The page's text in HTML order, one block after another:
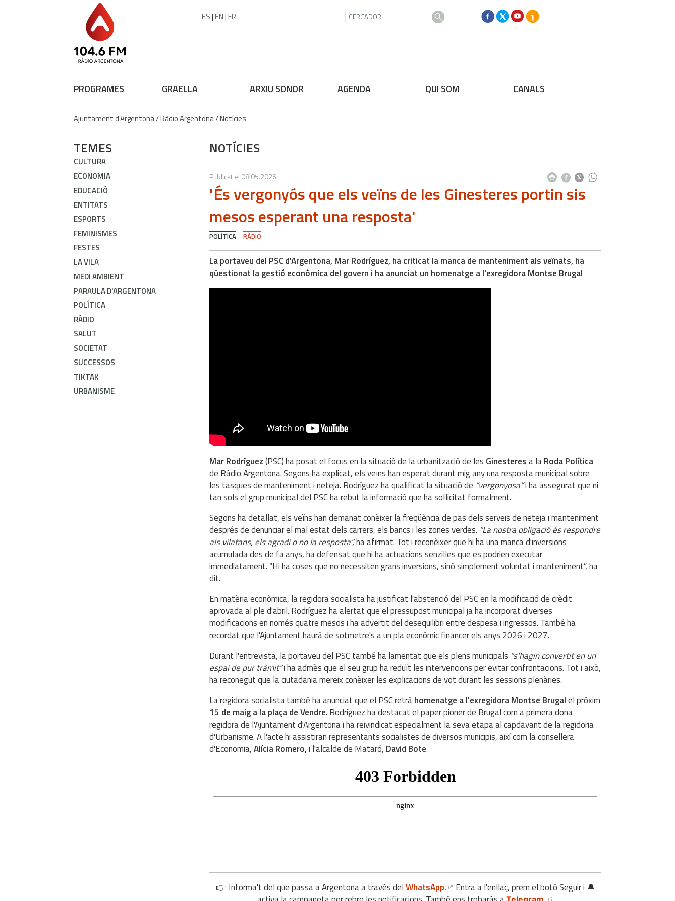
ES|EN|FR
PROGRAMES GRAELLA ARXIU SONOR AGENDA QUI SOM CANALS
Ajuntament d'Argentona/Ràdio Argentona/Notícies
TEMES
CULTURA
ECONOMIA
EDUCACIÓ
ENTITATS
ESPORTS
FEMINISMES
FESTES
LA VILA
MEDI AMBIENT
PARAULA D'ARGENTONA
POLÍTICA
RÀDIO
SALUT
SOCIETAT
SUCCESSOS
TIKTAK
URBANISME
NOTÍCIES
Publicat el 08.05.2026
'És vergonyós que els veïns de les Ginesteres portin sis
mesos esperant una resposta'
POLÍTICA RÀDIO
La portaveu del PSC d'Argentona, Mar Rodríguez, ha criticat la manca de manteniment als veïnats, ha
qüestionat la gestió econòmica del govern i ha anunciat un homenatge a l'exregidora Montse Brugal
Mar Rodríguez(PSC) ha posat el focus en la situació de la urbanització de les Ginesteresa laRoda Política
de Ràdio Argentona. Segons ha explicat, els veïns han esperat durant mig any una resposta municipal sobre
les tasques de manteniment i neteja. Rodríguez ha qualificat la situació de “vergonyosa”i ha assegurat que ni
tan sols el grup municipal del PSC ha rebut la informació que ha sol·licitat formalment.
Segons ha detallat, els veïns han demanat conèixer la freqüència de pas dels serveis de neteja i manteniment
després de denunciar el mal estat dels carrers, els bancs i les zones verdes. “La nostra obligació és respondre
als vilatans, els agradi o no la resposta”,ha afirmat. Tot i reconèixer que hi ha una manca d'inversions
acumulada des de fa anys, ha defensat que hi ha actuacions senzilles que es podrien executar
immediatament. “Hi ha coses que no necessiten grans inversions, sinó simplement voluntat i manteniment”, ha
dit.
En matèria econòmica, la regidora socialista ha justificat l'abstenció del PSC en la modificació de crèdit
aprovada al ple d'abril. Rodríguez ha alertat que el pressupost municipal ja ha incorporat diverses
modificacions en només quatre mesos i ha advertit del desequilibri entre despesa i ingressos. També ha
recordat que l'Ajuntament haurà de sotmetre's a un pla econòmic financer els anys 2026 i 2027.
Durant l'entrevista, la portaveu del PSC també ha lamentat que els plens municipals “s'hagin convertit en un
espai de pur tràmit”i ha admès que el seu grup ha reduït les intervencions per evitar confrontacions. Tot i això,
ha reconegut que la ciutadania mereix conèixer les explicacions de vot durant les sessions plenàries.
La regidora socialista també ha anunciat que el PSC retràhomenatge a l'exregidora Montse Brugalel pròxim
15 de maig a la plaça de Vendre. Rodríguez ha destacat el paper pioner de Brugal com a primera dona
regidora de l'Ajuntament d'Argentona i ha reivindicat especialment la seva etapa al capdavant de la regidoria
d'Urbanisme. A l'acte hi assistiran representants socialistes de diversos municipis, així com la consellera
d'Economia,Alícia Romero,i l'alcalde de Mataró, David Bote.
👉 Informa't del que passa a Argentona a través delWhatsApp.
Entra a l'enllaç, prem el botó Seguir i 🔔